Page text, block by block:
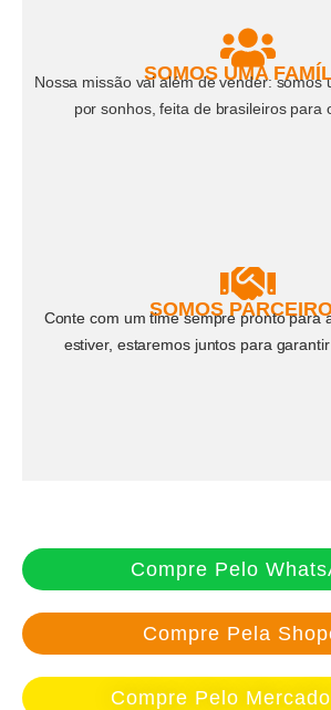
SOMOS UMA
Nossa missão vai além de vender: somos
por sonhos, feita de brasileiros para
SOMOS
Conte com um time sempre pronto para
estiver, estaremos juntos para garantir
Compre Pelo
Compre Pela
Compre Pelo